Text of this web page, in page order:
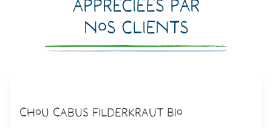
Appréciées par
nos clients
Chou Cabus Filderkraut Bio